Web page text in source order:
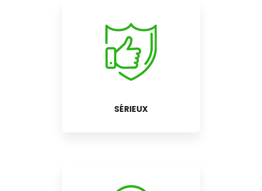
SÉRIEUX